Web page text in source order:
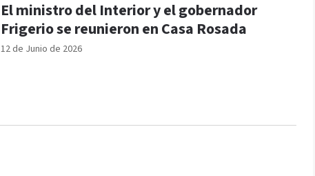
12 de Junio de 2026
El ministro del Interior y el gobernador
Frigerio se reunieron en Casa Rosada